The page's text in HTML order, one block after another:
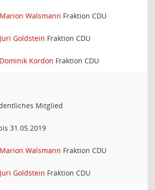
Marion Walsmann Fraktion CDU
Juri Goldstein Fraktion CDU
Dominik Kordon Fraktion CDU
Mitglied
31.05.2019
Marion Walsmann Fraktion CDU
Juri Goldstein Fraktion CDU